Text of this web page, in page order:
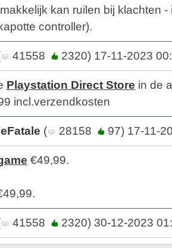
kan ruilen bij klachten
controller).
41558 2320) 17-11-2023
Playstation Direct Store in de
incl.verzendkosten
( 28158 97) 17-11-
€49,99.
41558 2320) 30-12-2023